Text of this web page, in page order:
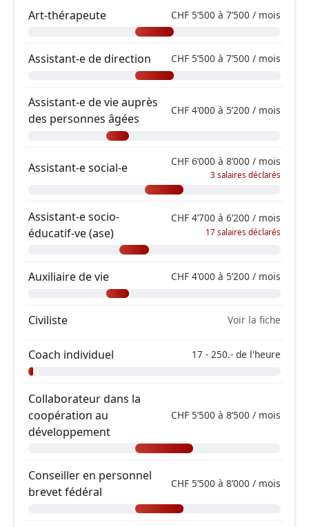
Art-thérapeute CHF 5’500 à 7’500 / mois
Assistant-e de direction CHF 5’500 à 7’500 / mois
Assistant-e de vie auprès
des personnes âgées
CHF 4’000 à 5’200 / mois
Assistant-e social-e CHF 6’000 à 8’000 / mois
3 salaires déclarés
Assistant-e socio-
éducatif-ve (ase)
CHF 4’700 à 6’200 / mois
17 salaires déclarés
Auxiliaire de vie CHF 4’000 à 5’200 / mois
Civiliste Voir la fiche
Coach individuel 17 - 250.- de l'heure
Collaborateur dans la
coopération au
développement
CHF 5’500 à 8’500 / mois
Conseiller en personnel
brevet fédéral
CHF 5’500 à 8’000 / mois